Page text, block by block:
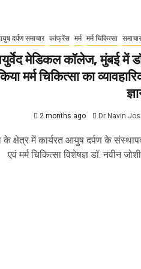
दर्पण समाचार कांफ्रेंस मर्म मर्म चिकित्सा समाचार
मेडिकल कॉलेज, मुंबई में
मर्म चिकित्सा का
2 months ago Dr Navin
के क्षेत्र में कार्यरत आयुष दर्पण के
एवं मर्म चिकित्सा विशेषज्ञ डॉ. नवीन